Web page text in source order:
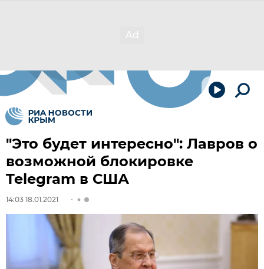
"Это будет интересно": Лавров о
возможной блокировке
Telegram в США
14:03 18.01.2021